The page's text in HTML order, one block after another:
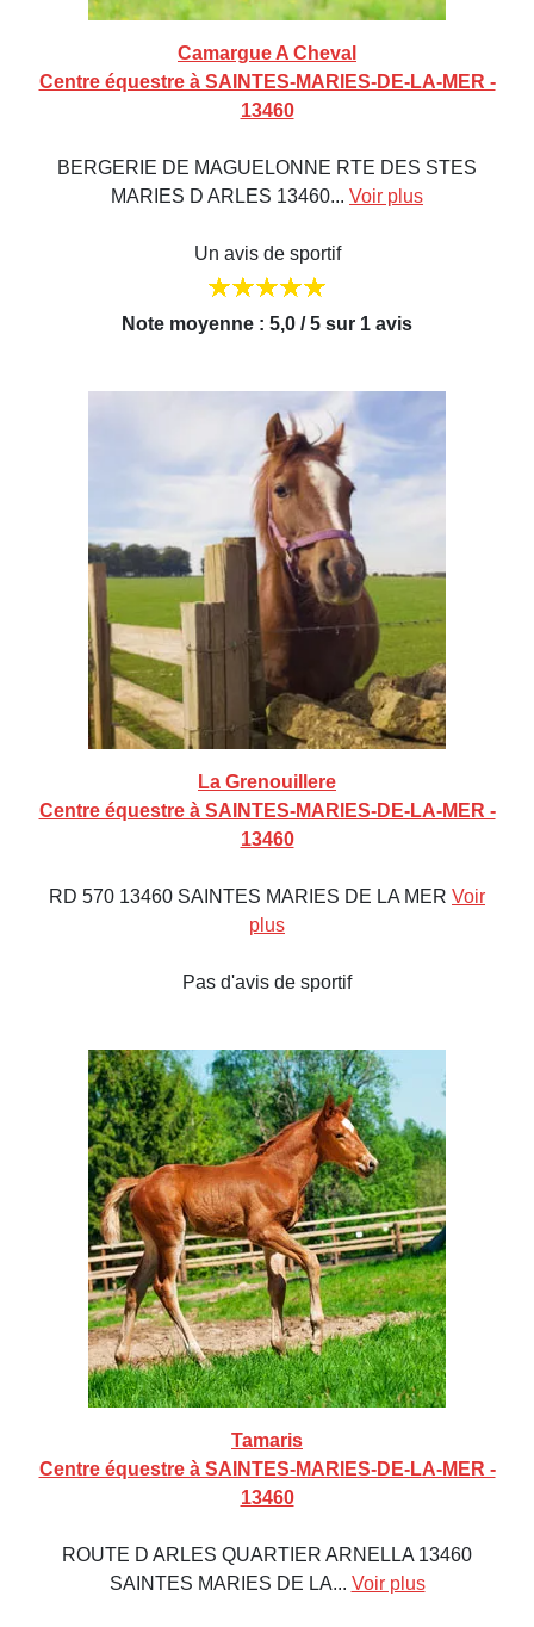
Camargue A Cheval
Centre équestre à SAINTES-MARIES-DE-LA-MER -
13460
BERGERIE DE MAGUELONNE RTE DES STES
MARIES D ARLES 13460... Voir plus
Un avis de sportif
Note moyenne : 5,0 / 5 sur 1 avis
La Grenouillere
Centre équestre à SAINTES-MARIES-DE-LA-MER -
13460
RD 570 13460 SAINTES MARIES DE LA MER Voir
plus
Pas d'avis de sportif
Tamaris
Centre équestre à SAINTES-MARIES-DE-LA-MER -
13460
ROUTE D ARLES QUARTIER ARNELLA 13460
SAINTES MARIES DE LA... Voir plus